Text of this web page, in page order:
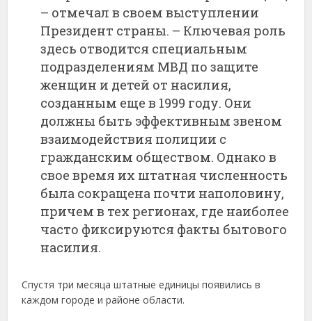
– отмечал в своем выступлении
Президент страны. – Ключевая роль
здесь отводится специальным
подразделениям МВД по защите
женщин и детей от насилия,
созданным еще в 1999 году. Они
должны быть эффективным звеном
взаимодействия полиции с
гражданским обществом. Однако в
свое время их штатная численность
была сокращена почти наполовину,
причем в тех регионах, где наиболее
часто фиксируются факты бытового
насилия.
Спустя три месяца штатные единицы появились в
каждом городе и районе области.